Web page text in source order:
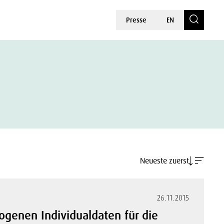
Presse EN
Neueste zuerst
26.11.2015
Individualdaten für die